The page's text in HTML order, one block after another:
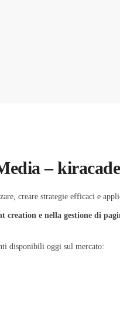
–
creare strategie efficaci e
creation e nella gestione di
disponibili oggi sul mercato: